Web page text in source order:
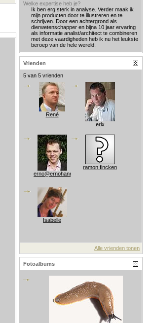
Welke expertise heb je?
Ik ben erg sterk in analyse. Verder maak ik
mijn producten door te illustreren en te
schrijven. Door een achtergrond als
dierwetenschapper en bijna 10 jaar ervaring
als informatie analist/architect te combineren
met deze vaardigheden heb ik nu het leukste
beroep van de hele wereld.
Vrienden
5 van 5 vrienden
René
erix
erno@ernohannink.nl
ramon fincken
Isabelle
Alle vrienden tonen
Fotoalbums